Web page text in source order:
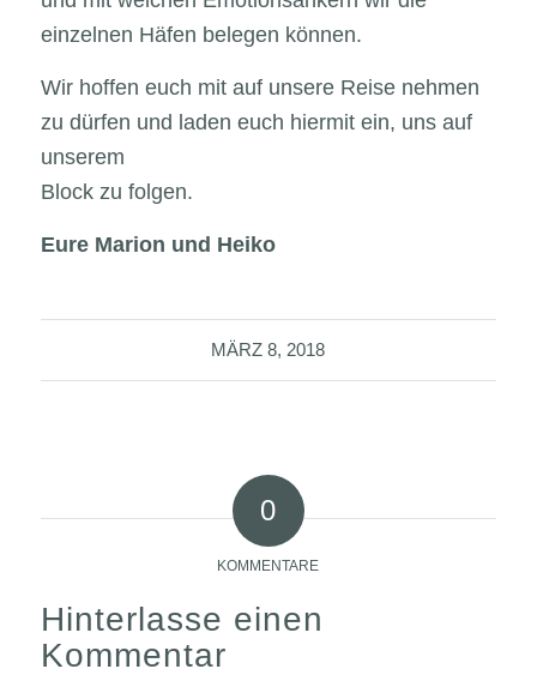
einzelnen Häfen belegen können.
Wir hoffen euch mit auf unsere Reise nehmen
zu dürfen und laden euch hiermit ein, uns auf
unserem
Block zu folgen.
Eure Marion und Heiko
MÄRZ 8, 2018
0
KOMMENTARE
Hinterlasse einen
Kommentar